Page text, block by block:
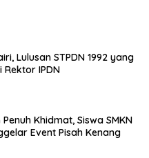
Lulusan STPDN 1992 yang
Rektor IPDN
Khidmat, Siswa SMKN
Event Pisah Kenang